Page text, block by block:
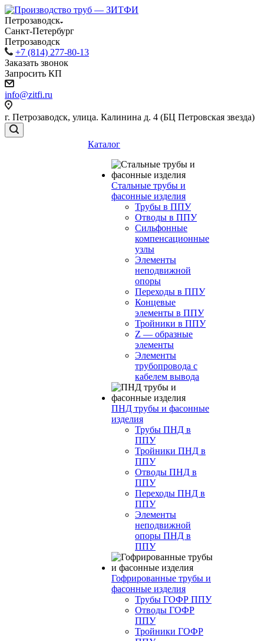
Петрозаводск
Санкт-Петербург
Петрозаводск
+7 (814) 277-80-13
Заказать звонок
Запросить КП
info@zitfi.ru
г. Петрозаводск, улица. Калинина д. 4 (БЦ Петровская звезда)
Каталог
Стальные трубы и
фасонные изделия
Трубы в ППУ
Отводы в ППУ
Сильфонные
компенсационные
узлы
Элементы
неподвижной
опоры
Переходы в ППУ
Концевые
элементы в ППУ
Тройники в ППУ
Z — образные
элементы
Элементы
трубопровода с
кабелем вывода
ПНД трубы и фасонные
изделия
Трубы ПНД в
ППУ
Тройники ПНД в
ППУ
Отводы ПНД в
ППУ
Переходы ПНД в
ППУ
Элементы
неподвижной
опоры ПНД в
ППУ
Гофрированные трубы и
фасонные изделия
Трубы ГОФР ППУ
Отводы ГОФР
ППУ
Тройники ГОФР